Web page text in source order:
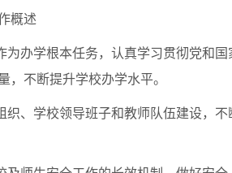
概述
为办学根本任务，认真学习贯彻党和
，不断提升学校办学水平。
织、学校领导班子和教师队伍建设，